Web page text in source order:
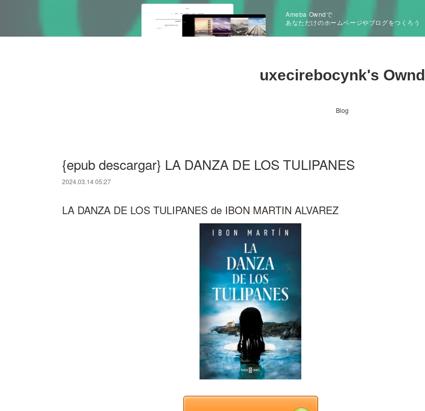
Ameba Owndで
あなただけのホームページやブログをつくろう
uxecirebocynk's Ownd
Blog
{epub descargar} LA DANZA DE LOS TULIPANES
2024.03.14 05:27
LA DANZA DE LOS TULIPANES de IBON MARTIN ALVAREZ